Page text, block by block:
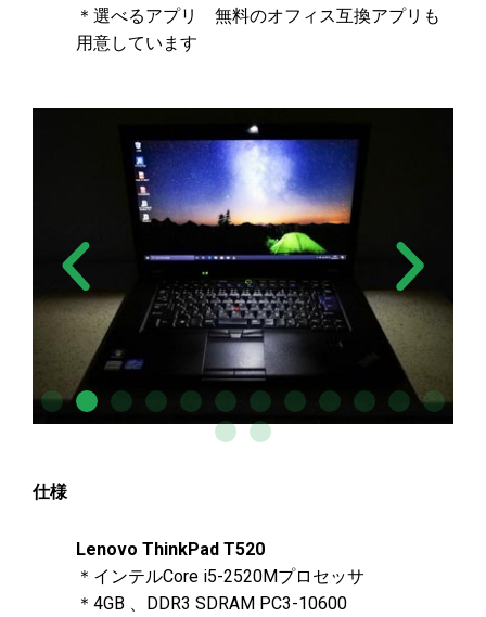
＊選べるアプリ 無料のオフィス互換アプリも
用意しています
仕様
Lenovo ThinkPad T520
＊インテルCore i5-2520Mプロセッサ
＊4GB 、DDR3 SDRAM PC3-10600